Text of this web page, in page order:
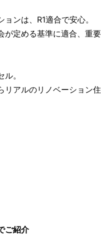
ンは、R1適合で安心。
が定める基準に適合、重要
。
リアルのリノベーション住
ご紹介